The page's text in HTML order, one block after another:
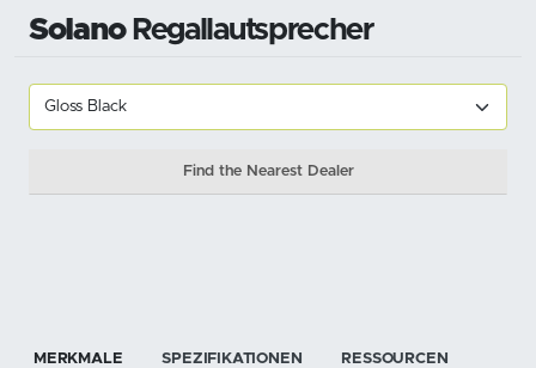
SolanoRegallautsprecher
Find the Nearest Dealer
MERKMALE SPEZIFIKATIONEN RESSOURCEN